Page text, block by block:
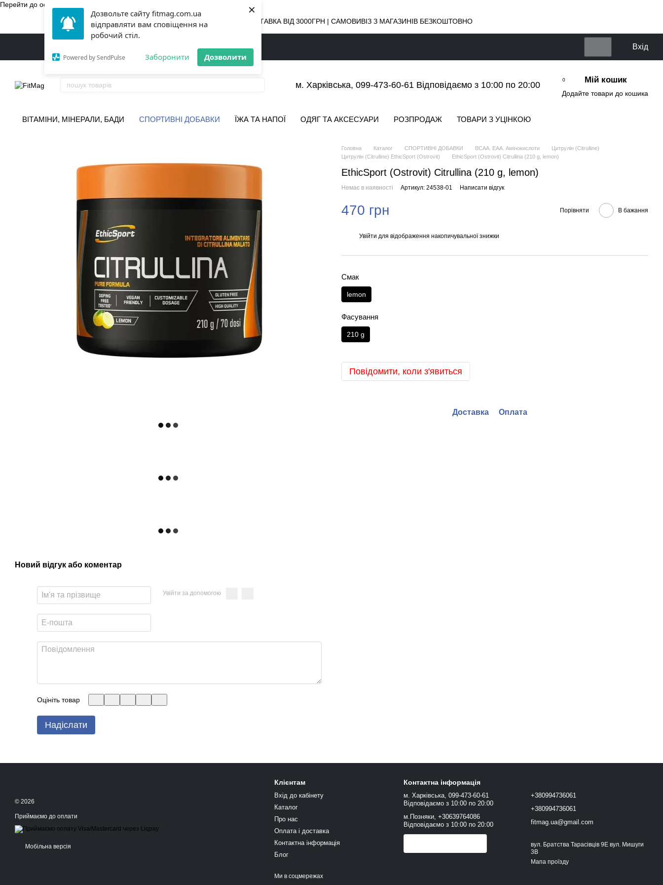
Дозвольте сайту fitmag.com.ua
відправляти вам сповіщення на
робочий стіл.
Powered by SendPulse Заборонити Дозволити
×
Перейти до основного контенту
БЕЗКОШТОВНА ДОСТАВКА ВІД 3000ГРН | САМОВИВІЗ З МАГАЗИНІВ БЕЗКОШТОВНО
Вхід
м. Харківська, 099-473-60-61 Відповідаємо з 10:00 по 20:00
0 Мій кошик
Додайте товари до кошика
ВІТАМІНИ, МІНЕРАЛИ, БАДИ СПОРТИВНІ ДОБАВКИ ЇЖА ТА НАПОЇ ОДЯГ ТА АКСЕСУАРИ РОЗПРОДАЖ ТОВАРИ З УЦІНКОЮ
Новий відгук або коментар
Увійти за допомогою
Оцініть товар
Надіслати
Головна Каталог СПОРТИВНІ ДОБАВКИ BCAA. EAA. Амінокислоти
Цитрулін (Citrulline)
Цитрулін (Citrulline) EthicSport (Ostrovit)
EthicSport (Ostrovit) Citrullina (210 g, lemon)
EthicSport (Ostrovit) Citrullina (210 g, lemon)
Немає в наявності Артикул: 24538-01 Написати відгук
470 грн Порівняти В бажання
Увійти для відображення накопичувальної знижки
Смак
lemon
Фасування
210 g
Повідомити, коли з'явиться
Доставка Оплата
© 2026
Приймаємо до оплати
Мобільна версія
Клієнтам
Вхід до кабінету
Каталог
Про нас
Оплата і доставка
Контактна інформація
Блог
Ми в соцмережах
Контактна інформація
м. Харківська, 099-473-60-61
Відповідаємо з 10:00 по 20:00
м.Позняки, +30639764086
Відповідаємо з 10:00 по 20:00
+380994736061
+380994736061
fitmag.ua@gmail.com
вул. Братства Тарасівців 9Е вул. Мишуги
3В
Мапа проїзду